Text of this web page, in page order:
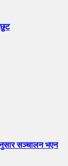
छुट
सञ्चालन भएन